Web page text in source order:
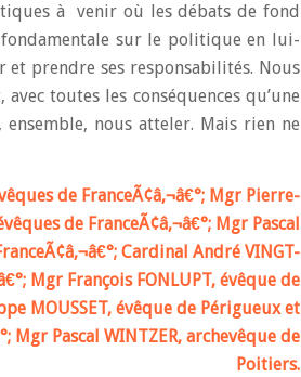
à venir où les débats de fond
sur le politique en lui-
et prendre ses responsabilités. Nous
toutes les conséquences qu’une
nous atteler. Mais rien ne
de FranceÃ¢â‚¬â€°; Mgr Pierre-
de FranceÃ¢â‚¬â€°; Mgr Pascal
Cardinal André VINGT-
Mgr François FONLUPT, évêque de
MOUSSET, évêque de Périgueux et
Mgr Pascal WINTZER, archevêque de
Poitiers.